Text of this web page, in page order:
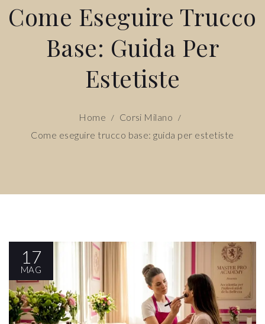
Come Eseguire Trucco
Base: Guida Per
Estetiste
Home / Corsi Milano /
Come eseguire trucco base: guida per estetiste
17
MAG